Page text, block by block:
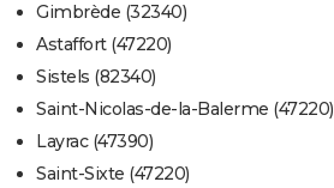
Gimbrède (32340)
Astaffort (47220)
Sistels (82340)
Saint-Nicolas-de-la-Balerme (47220)
Layrac (47390)
Saint-Sixte (47220)